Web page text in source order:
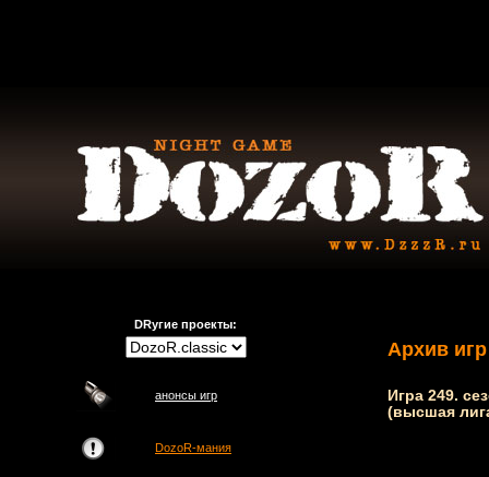
DRугие проекты:
анонсы игр
DozoR-мания
Архив игр
Игра 249.
(высшая